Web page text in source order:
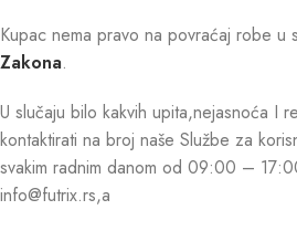
Kupac nema pravo na povraćaj robe u
Zakona.
U slučaju bilo kakvih upita,nejasnoća I
kontaktirati na broj naše Službe za
svakim radnim danom od 09:00 –
info@futrix.rs,a